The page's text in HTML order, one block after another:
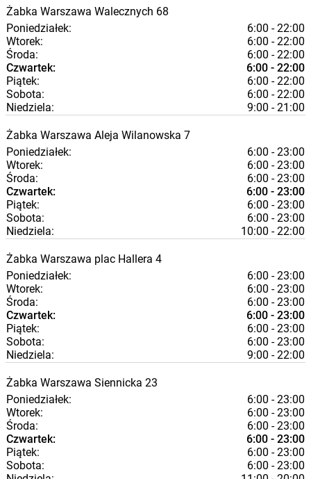
Żabka Warszawa Walecznych 68
Poniedziałek:
6:00 - 22:00
Wtorek:
6:00 - 22:00
Środa:
6:00 - 22:00
Czwartek:
6:00 - 22:00
Piątek:
6:00 - 22:00
Sobota:
6:00 - 22:00
Niedziela:
9:00 - 21:00
Żabka Warszawa Aleja Wilanowska 7
Poniedziałek:
6:00 - 23:00
Wtorek:
6:00 - 23:00
Środa:
6:00 - 23:00
Czwartek:
6:00 - 23:00
Piątek:
6:00 - 23:00
Sobota:
6:00 - 23:00
Niedziela:
10:00 - 22:00
Żabka Warszawa plac Hallera 4
Poniedziałek:
6:00 - 23:00
Wtorek:
6:00 - 23:00
Środa:
6:00 - 23:00
Czwartek:
6:00 - 23:00
Piątek:
6:00 - 23:00
Sobota:
6:00 - 23:00
Niedziela:
9:00 - 22:00
Żabka Warszawa Siennicka 23
Poniedziałek:
6:00 - 23:00
Wtorek:
6:00 - 23:00
Środa:
6:00 - 23:00
Czwartek:
6:00 - 23:00
Piątek:
6:00 - 23:00
Sobota:
6:00 - 23:00